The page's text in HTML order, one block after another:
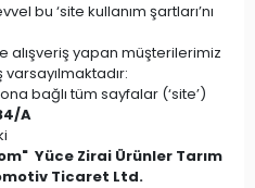
bu ‘site kullanım şartları’nı
alışveriş yapan müşterilerimiz
bağlı tüm sayfalar (‘site’)
A
Yüce Zirai Ürünler Tarım
Ticaret Ltd.